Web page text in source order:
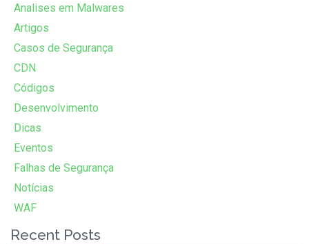
Analises em Malwares
Artigos
Casos de Segurança
CDN
Códigos
Desenvolvimento
Dicas
Eventos
Falhas de Segurança
Notícias
WAF
Recent Posts